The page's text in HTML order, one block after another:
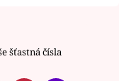
šťastná čísla